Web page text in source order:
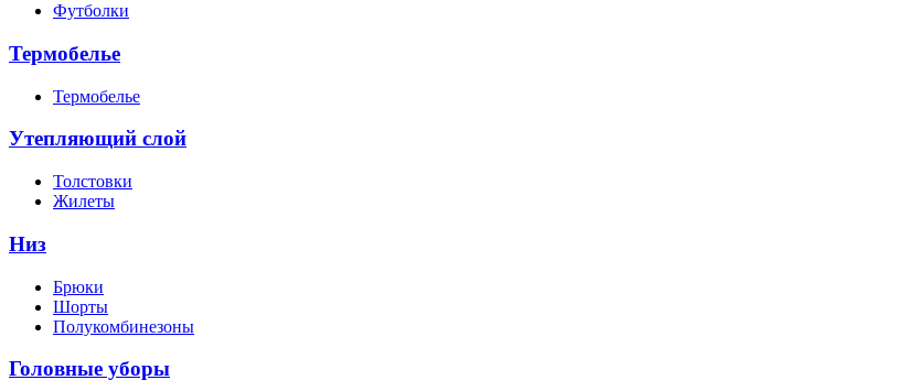
Футболки
Термобелье
Термобелье
Утепляющий слой
Толстовки
Жилеты
Низ
Брюки
Шорты
Полукомбинезоны
Головные уборы